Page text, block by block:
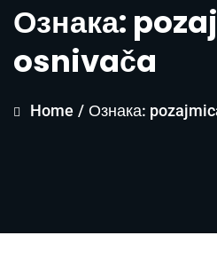
Ознака:
osnivača
Home / Ознака: